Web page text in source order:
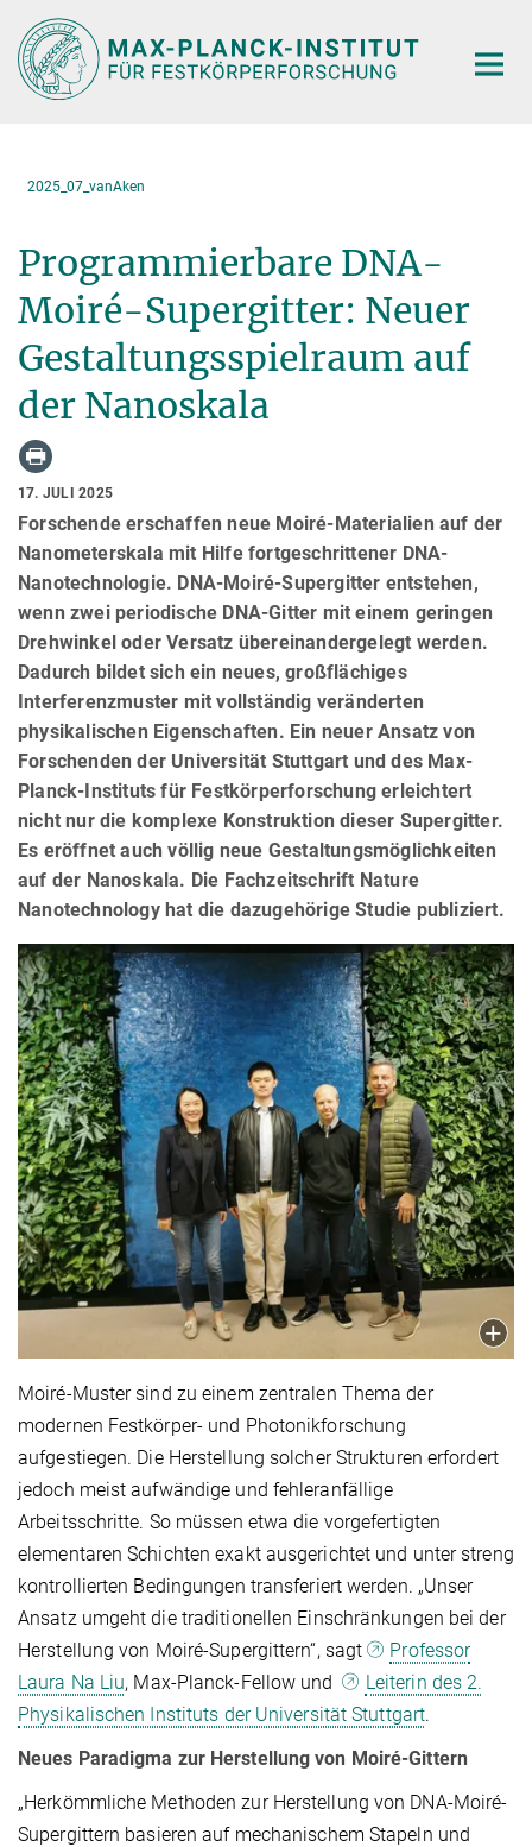
Hauptinhalt
2025_07_vanAken
Programmierbare DNA-
Moiré-Supergitter: Neuer
Gestaltungsspielraum auf
der Nanoskala
17. JULI 2025
Forschende erschaffen neue Moiré-Materialien auf der
Nanometerskala mit Hilfe fortgeschrittener DNA-
Nanotechnologie. DNA-Moiré-Supergitter entstehen,
wenn zwei periodische DNA-Gitter mit einem geringen
Drehwinkel oder Versatz übereinandergelegt werden.
Dadurch bildet sich ein neues, großflächiges
Interferenzmuster mit vollständig veränderten
physikalischen Eigenschaften. Ein neuer Ansatz von
Forschenden der Universität Stuttgart und des Max-
Planck-Instituts für Festkörperforschung erleichtert
nicht nur die komplexe Konstruktion dieser Supergitter.
Es eröffnet auch völlig neue Gestaltungsmöglichkeiten
auf der Nanoskala. Die Fachzeitschrift Nature
Nanotechnology hat die dazugehörige Studie publiziert.
Moiré-Muster sind zu einem zentralen Thema der
modernen Festkörper- und Photonikforschung
aufgestiegen. Die Herstellung solcher Strukturen erfordert
jedoch meist aufwändige und fehleranfällige
Arbeitsschritte. So müssen etwa die vorgefertigten
elementaren Schichten exakt ausgerichtet und unter streng
kontrollierten Bedingungen transferiert werden. „Unser
Ansatz umgeht die traditionellen Einschränkungen bei der
Herstellung von Moiré-Supergittern“, sagt
Professor
Laura Na Liu, Max-Planck-Fellow und
Leiterin des 2.
Physikalischen Instituts der Universität Stuttgart.
Neues Paradigma zur Herstellung von Moiré-Gittern
„Herkömmliche Methoden zur Herstellung von DNA-Moiré-
Supergittern basieren auf mechanischem Stapeln und